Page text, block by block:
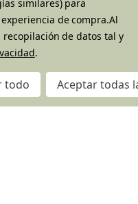
similares) para
de compra.Al
de datos tal y
.
todo Aceptar todas